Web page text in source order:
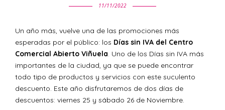
11/11/2022
Un año más, vuelve una de las promociones más
esperadas por el público: los Días sin IVA del Centro
Comercial Abierto Viñuela. Uno de los Días sin IVA más
importantes de la ciudad, ya que se puede encontrar
todo tipo de productos y servicios con este suculento
descuento. Este año disfrutaremos de dos días de
descuentos: viernes 25 y sábado 26 de Noviembre.